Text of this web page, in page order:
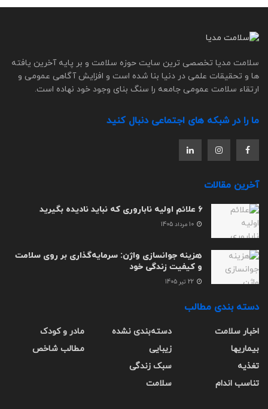
سلامت مدیا تخصصی ترین سایت حوزه سلامت و بر پایه آخرین یافته
ها و تحقیقات علمی در دنیا بنا شده است و افزایش آگاهی عمومی و
ارتقاء سلامت عمومی جامعه را سنگ بنای وجود خود نهاده است.
ما را در شبکه های اجتماعی دنبال کنید
آخرین مقالات
6 علائم اولیه ناباروری که نباید نادیده بگیرید
هزینه جوانسازی واژن: سرمایه‌گذاری بر روی سلامت
و کیفیت زندگی خود
دسته بندی مطالب
اخبار سلامت
بیماریها
تغذیه
تناسب اندام
دسته‌بندی نشده
زیبایی
سبک زندگی
سلامت
مادر و کودک
مطالب شاخص